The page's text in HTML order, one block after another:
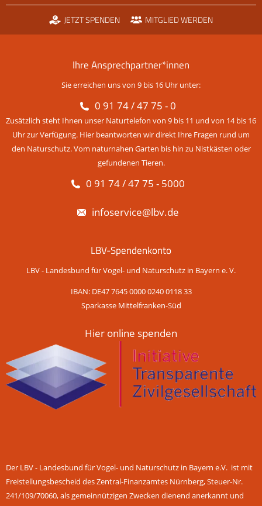
JETZT SPENDEN MITGLIED WERDEN
Ihre Ansprechpartner*innen
Sie erreichen uns von 9 bis 16 Uhr unter:
0 91 74 / 47 75 - 0
Zusätzlich steht Ihnen unser Naturtelefon von 9 bis 11 und von 14 bis 16
Uhr zur Verfügung. Hier beantworten wir direkt Ihre Fragen rund um
den Naturschutz. Vom naturnahen Garten bis hin zu Nistkästen oder
gefundenen Tieren.
0 91 74 / 47 75 - 5000
infoservice@lbv.de
LBV-Spendenkonto
LBV - Landesbund für Vogel- und Naturschutz in Bayern e. V.
IBAN: DE47 7645 0000 0240 0118 33
Sparkasse Mittelfranken-Süd
Hier online spenden
Der LBV - Landesbund für Vogel- und Naturschutz in Bayern e.V. ist mit
Freistellungsbescheid des Zentral-Finanzamtes Nürnberg, Steuer-Nr.
241/109/70060, als gemeinnützigen Zwecken dienend anerkannt und